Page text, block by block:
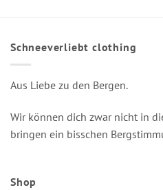
Schneeverliebt clothing
Aus Liebe zu den Bergen.
Wir können dich zwar nicht in
bringen ein bisschen
Shop